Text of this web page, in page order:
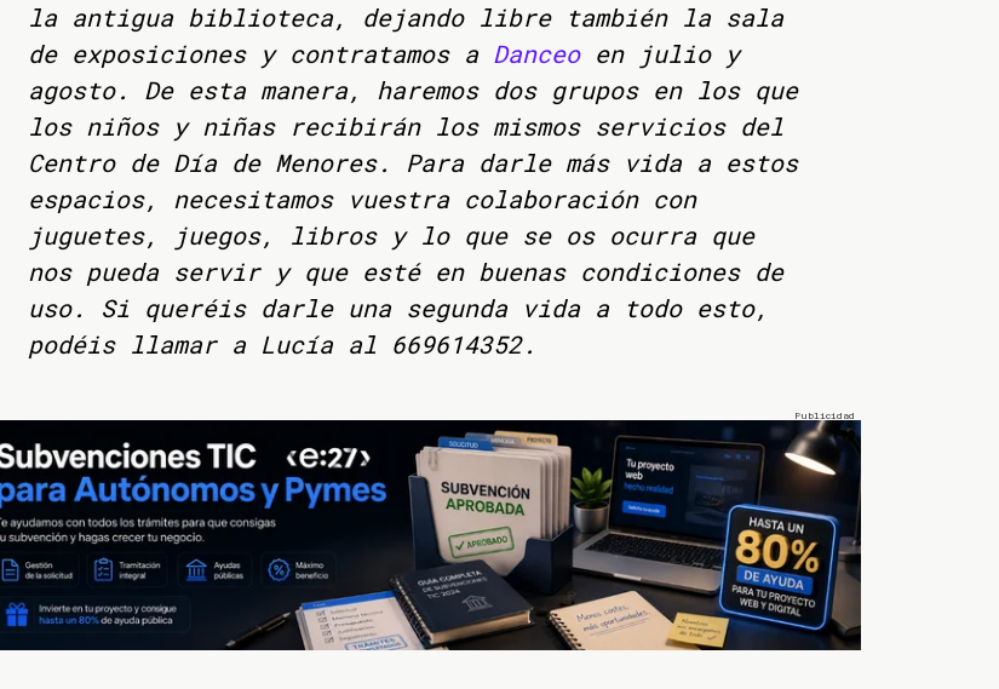
la antigua biblioteca, dejando libre también la sala
de exposiciones y contratamos a Danceoen julio y
agosto. De esta manera, haremos dos grupos en los que
los niños y niñas recibirán los mismos servicios del
Centro de Día de Menores. Para darle más vida a estos
espacios, necesitamos vuestra colaboración con
juguetes, juegos, libros y lo que se os ocurra que
nos pueda servir y que esté en buenas condiciones de
uso. Si queréis darle una segunda vida a todo esto,
podéis llamar a Lucía al 669614352.